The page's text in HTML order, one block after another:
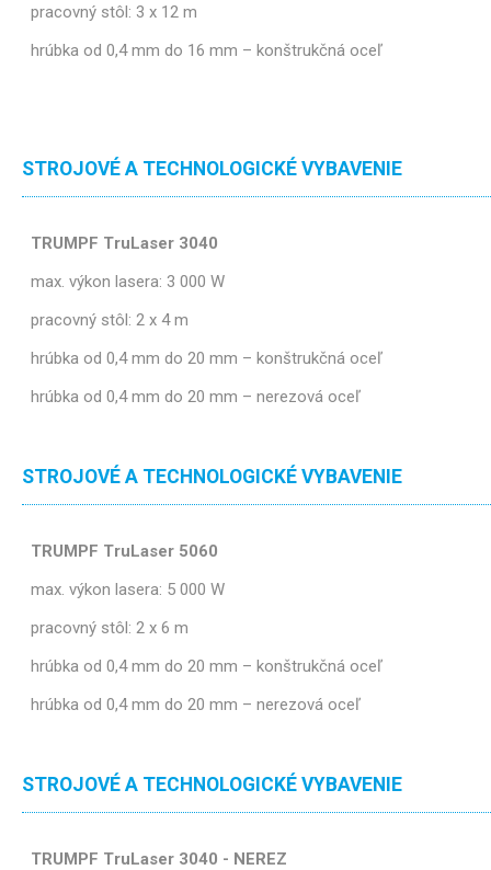
pracovný stôl: 3 x 12 m
hrúbka od 0,4 mm do 16 mm – konštrukčná oceľ
STROJOVÉ A TECHNOLOGICKÉ VYBAVENIE
TRUMPF TruLaser 3040
max. výkon lasera: 3 000 W
pracovný stôl: 2 x 4 m
hrúbka od 0,4 mm do 20 mm – konštrukčná oceľ
hrúbka od 0,4 mm do 20 mm – nerezová oceľ
STROJOVÉ A TECHNOLOGICKÉ VYBAVENIE
TRUMPF TruLaser 5060
max. výkon lasera: 5 000 W
pracovný stôl: 2 x 6 m
hrúbka od 0,4 mm do 20 mm – konštrukčná oceľ
hrúbka od 0,4 mm do 20 mm – nerezová oceľ
STROJOVÉ A TECHNOLOGICKÉ VYBAVENIE
TRUMPF TruLaser 3040 - NEREZ